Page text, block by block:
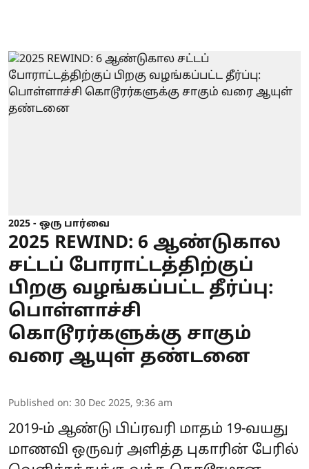
2025 - ஒரு பார்வை
2025 REWIND: 6 ஆண்டுகால
சட்டப் போராட்டத்திற்குப்
பிறகு வழங்கப்பட்ட தீர்ப்பு:
பொள்ளாச்சி
கொடூரர்களுக்கு சாகும்
வரை ஆயுள் தண்டனை
Published on: 30 Dec 2025, 9:36 am
2019-ம் ஆண்டு பிப்ரவரி மாதம் 19-வயது
மாணவி ஒருவர் அளித்த புகாரின் பேரில்